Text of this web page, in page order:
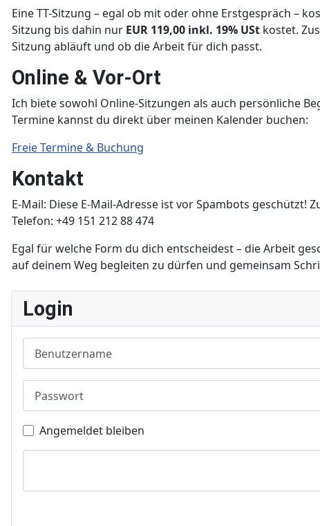
Eine TT-Sitzung – egal ob mit oder ohne Erstgespräch –
Sitzung bis dahin nur EUR 119,00 inkl. 19% USt kostet.
Sitzung abläuft und ob die Arbeit für dich passt.
Online & Vor-Ort
Ich biete sowohl Online-Sitzungen als auch persönliche
Termine kannst du direkt über meinen Kalender buchen:
Freie Termine & Buchung
Kontakt
E-Mail: Diese E-Mail-Adresse ist vor Spambots geschützt!
Telefon: +49 151 212 88 474
Egal für welche Form du dich entscheidest – die Arbeit
auf deinem Weg begleiten zu dürfen und gemeinsam
Login
Angemeldet bleiben